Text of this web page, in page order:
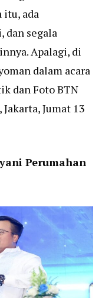
itu, ada
dan segala
Apalagi, di
dalam acara
dan Foto BTN
Jumat 13
Perumahan